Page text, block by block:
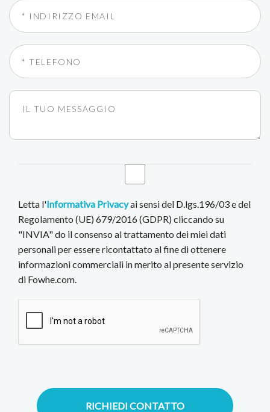
Letta l'Informativa Privacyai sensi del D.lgs.196/03 e del
Regolamento (UE) 679/2016 (GDPR) cliccando su
"INVIA" do il consenso al trattamento dei miei dati
personali per essere ricontattato al fine di ottenere
informazioni commerciali in merito al presente servizio
di Fowhe.com.
RICHIEDI CONTATTO